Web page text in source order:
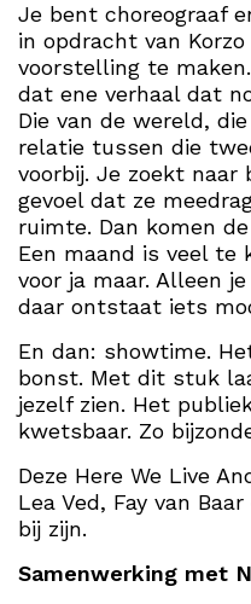
Je bent choreograaf
in opdracht van
voorstelling te
dat ene verhaal dat
Die van de wereld,
relatie tussen die
voorbij. Je zoekt naar
gevoel dat ze
ruimte. Dan komen
Een maand is veel te
voor ja maar. Alleen
daar ontstaat iets
En dan: showtime.
bonst. Met dit stuk
jezelf zien. Het
kwetsbaar. Zo
Deze Here We Live
Lea Ved, Fay van
bij zijn.
Samenwerking met